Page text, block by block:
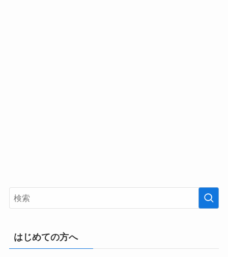
はじめての方へ